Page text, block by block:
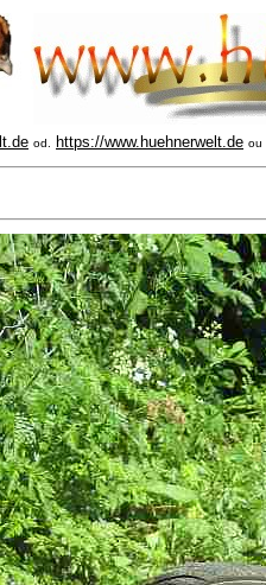
od. https://www.huehnerwelt.de ou